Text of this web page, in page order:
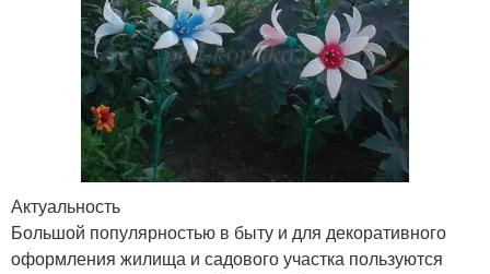
Актуальность
Большой популярностью в быту и для декоративного
оформления жилища и садового участка пользуются